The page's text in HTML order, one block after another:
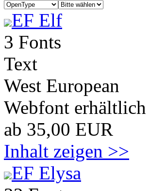
EF Elf
3 Fonts
Text
West European
Webfont erhältlich
ab 35,00 EUR
Inhalt zeigen >>
EF Elysa